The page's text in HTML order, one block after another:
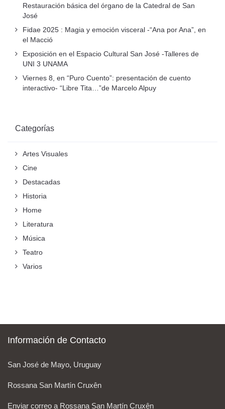
Restauración básica del órgano de la Catedral de San
José
Fidae 2025 : Magia y emoción visceral -“Ana por Ana”, en
el Macció
Exposición en el Espacio Cultural San José -Talleres de
UNI 3 UNAMA
Viernes 8, en “Puro Cuento”: presentación de cuento
interactivo- “Libre Tita…”de Marcelo Alpuy
Categorías
Artes Visuales
Cine
Destacadas
Historia
Home
Literatura
Música
Teatro
Varios
Información de Contacto
San José de Mayo, Uruguay
Rossana San Martín Cruxên
Enviar correo a Rossana San Martín Cruxên